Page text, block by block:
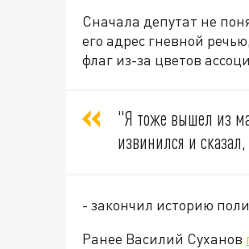
Сначала депутат не
его адрес гневной
флаг из-за цветов
"Я тоже вышел из
извинился и
- закончил историю
Ранее Василий Суханов